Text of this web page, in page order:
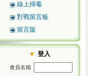
線上掃毒
對戰留言板
留言版
登入
會員名稱